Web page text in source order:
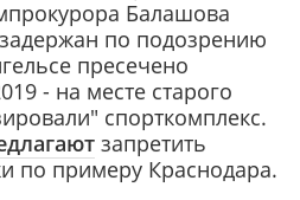
Балашова
по подозрению
пресечено
- на месте старого
спорткомплекс.
запретить
по примеру Краснодара.